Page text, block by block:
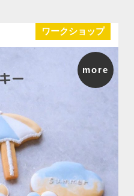
ワークショップ
more